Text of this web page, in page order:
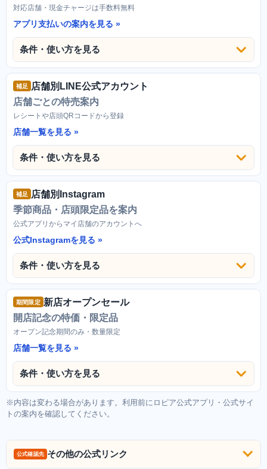
対応店舗・現金チャージは手数料無料
アプリ支払いの案内を見る
条件・使い方を見る
補足
店舗別LINE公式アカウント
店舗ごとの特売案内
レシートや店頭QRコードから登録
店舗一覧を見る
条件・使い方を見る
補足
店舗別Instagram
季節商品・店頭限定品を案内
公式アプリからマイ店舗のアカウントへ
公式Instagramを見る
条件・使い方を見る
期間限定 新店オープンセール
開店記念の特価・限定品
オープン記念期間のみ・数量限定
店舗一覧を見る
条件・使い方を見る
※内容は変わる場合があります。利用前にロピア公式アプリ・公式サイ
トの案内を確認してください。
公式確認先 その他の公式リンク